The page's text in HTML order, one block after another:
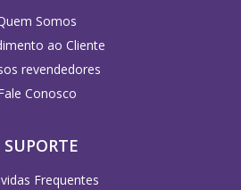
Somos
ao Cliente
revendedores
Conosco
SUPORTE
Frequentes